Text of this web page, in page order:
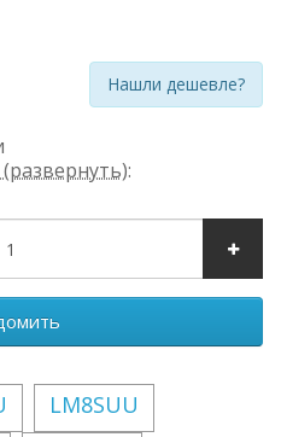
Нашли дешевле?
:
LM8SUU